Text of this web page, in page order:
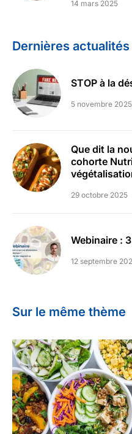
14 mars 2025
Dernières actualités
STOP à la
5 novembre 2025
Que dit la
cohorte
29 octobre 2025
Webinaire :
12 septembre
Sur le même thème